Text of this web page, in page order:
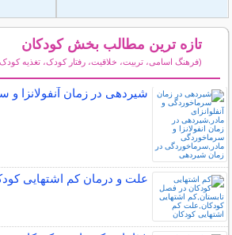
تازه ترین مطالب بخش کودکان
(فرهنگ اسامی، تربیت، خلاقیت، رفتار کودک، تغذیه
شیردهی در زمان آنفولانزا و
علت و درمان کم اشتهایی